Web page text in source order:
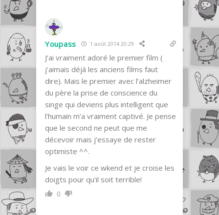
Youpass 1 août 2014 20:29
J’ai vraiment adoré le premier film (
j’aimais déjà les anciens films faut
dire). Mais le premier avec l’alzheimer
du père la prise de conscience du
singe qui deviens plus intelligent que
l’humain m’a vraiment captivé. Je pense
que le second ne peut que me
décevoir mais j’essaye de rester
optimiste ^^.
Je vais le voir ce wkend et je croise les
doigts pour qu’il soit terrible!
0